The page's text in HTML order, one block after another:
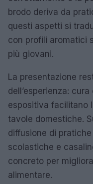
brodo deriva da
questi aspetti si
con profili aromatici
più giovani.
La presentazione
dell’esperienza:
espositiva facilitano
tavole domestiche.
diffusione di
scolastiche e
concreto per
alimentare.